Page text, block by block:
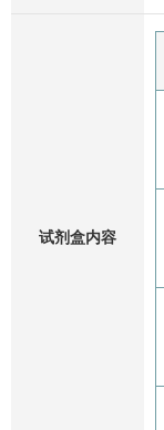
试剂盒内容